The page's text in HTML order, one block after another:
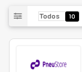
Todos 10